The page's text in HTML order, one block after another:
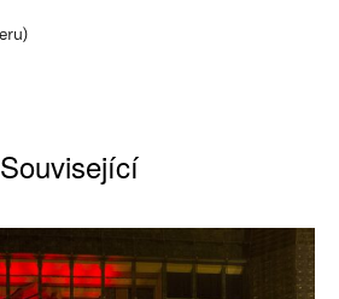
Související